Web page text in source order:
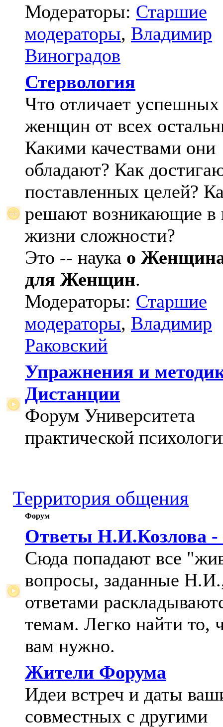
Модераторы: Старшие
модераторы, Владимир
Виноградов
Стервология
Что отличает успешных
женщин от всех
Какими качествами они
обладают? Как
поставленных целей?
решают возникающие в
жизни сложности?
Это -- наука о
для Женщин.
Модераторы: Старшие
модераторы, Владимир
Раковский
Упражнения и
Дистанции
Форум Университета
практической
Территория общения
Форум
Ответы Н.И.Козлова -
Сюда попадают все
вопросы, заданные
ответами
темам. Легко найти то,
вам нужно.
Жители Форума
Идеи встреч и даты
совместных с другими